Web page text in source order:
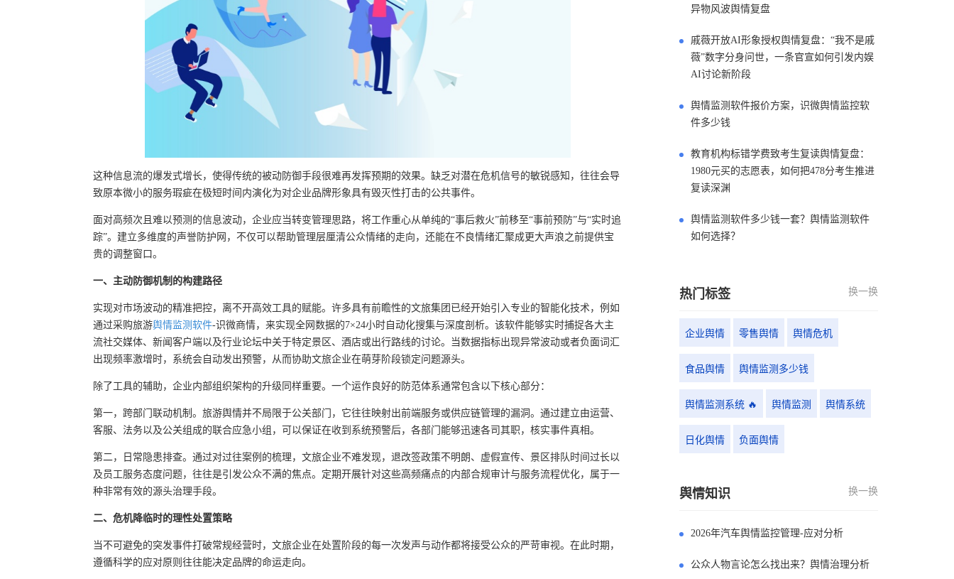
这种信息流的爆发式增长，使得传统的被动防御手段很难再发挥预期的效果。缺乏对潜在危机信号的敏锐感知，往往会导
致原本微小的服务瑕疵在极短时间内演化为对企业品牌形象具有毁灭性打击的公共事件。
面对高频次且难以预测的信息波动，企业应当转变管理思路，将工作重心从单纯的“事后救火”前移至“事前预防”与“实时追
踪”。建立多维度的声誉防护网，不仅可以帮助管理层厘清公众情绪的走向，还能在不良情绪汇聚成更大声浪之前提供宝
贵的调整窗口。
一、主动防御机制的构建路径
实现对市场波动的精准把控，离不开高效工具的赋能。许多具有前瞻性的文旅集团已经开始引入专业的智能化技术，例如
通过采购旅游舆情监测软件-识微商情，来实现全网数据的7×24小时自动化搜集与深度剖析。该软件能够实时捕捉各大主
流社交媒体、新闻客户端以及行业论坛中关于特定景区、酒店或出行路线的讨论。当数据指标出现异常波动或者负面词汇
出现频率激增时，系统会自动发出预警，从而协助文旅企业在萌芽阶段锁定问题源头。
除了工具的辅助，企业内部组织架构的升级同样重要。一个运作良好的防范体系通常包含以下核心部分：
第一，跨部门联动机制。旅游舆情并不局限于公关部门，它往往映射出前端服务或供应链管理的漏洞。通过建立由运营、
客服、法务以及公关组成的联合应急小组，可以保证在收到系统预警后，各部门能够迅速各司其职，核实事件真相。
第二，日常隐患排查。通过对过往案例的梳理，文旅企业不难发现，退改签政策不明朗、虚假宣传、景区排队时间过长以
及员工服务态度问题，往往是引发公众不满的焦点。定期开展针对这些高频痛点的内部合规审计与服务流程优化，属于一
种非常有效的源头治理手段。
二、危机降临时的理性处置策略
当不可避免的突发事件打破常规经营时，文旅企业在处置阶段的每一次发声与动作都将接受公众的严苛审视。在此时期，
遵循科学的应对原则往往能决定品牌的命运走向。
异物风波舆情复盘
戚薇开放AI形象授权舆情复盘：“我不是戚
薇”数字分身问世，一条官宣如何引发内娱
AI讨论新阶段
舆情监测软件报价方案，识微舆情监控软
件多少钱
教育机构标错学费致考生复读舆情复盘：
1980元买的志愿表，如何把478分考生推进
复读深渊
舆情监测软件多少钱一套？舆情监测软件
如何选择？
热门标签 换一换
企业舆情 零售舆情 舆情危机
食品舆情 舆情监测多少钱
舆情监测系统 🔥 舆情监测 舆情系统
日化舆情 负面舆情
舆情知识 换一换
2026年汽车舆情监控管理-应对分析
公众人物言论怎么找出来？舆情治理分析